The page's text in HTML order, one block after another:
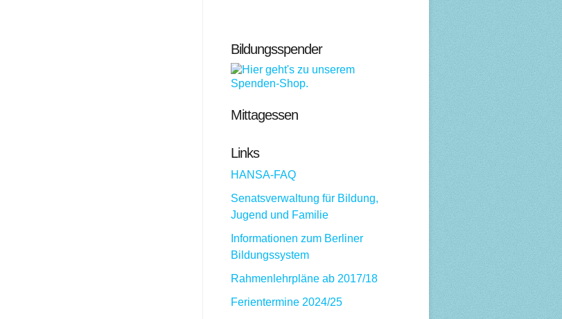
Bildungsspender
Mittagessen
Links
HANSA-FAQ
Senatsverwaltung für Bildung,
Jugend und Familie
Informationen zum Berliner
Bildungssystem
Rahmenlehrpläne ab 2017/18
Ferientermine 2024/25